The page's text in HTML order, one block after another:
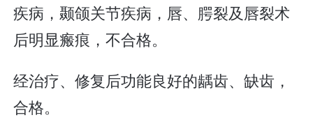
疾病，颞颌关节疾病，唇、腭裂及唇裂术
后明显瘢痕，不合格。
经治疗、修复后功能良好的龋齿、缺齿，
合格。